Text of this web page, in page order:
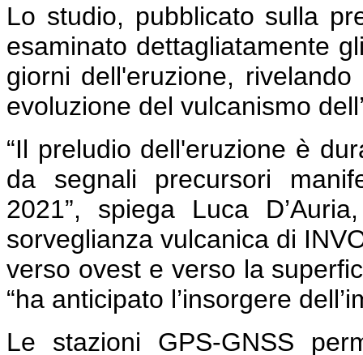
Lo studio, pubblicato sulla
esaminato dettagliatamente
giorni dell'eruzione,
evoluzione del vulcanismo
“Il preludio dell'eruzione è
da segnali precursori
2021”, spiega Luca
sorveglianza vulcanica di
verso ovest e verso la
“ha anticipato l’insorgere
Le stazioni GPS-GNSS